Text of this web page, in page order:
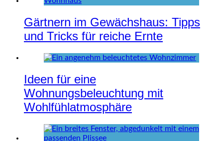
Gärtnern im Gewächshaus: Tipps
und Tricks für reiche Ernte
Ideen für eine
Wohnungsbeleuchtung mit
Wohlfühlatmosphäre